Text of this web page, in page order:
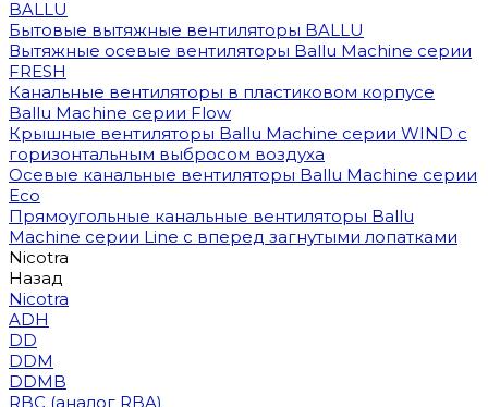
BALLU
Бытовые вытяжные вентиляторы BALLU
Вытяжные осевые вентиляторы Ballu Machine серии
FRESH
Канальные вентиляторы в пластиковом корпусе
Ballu Machine серии Flow
Крышные вентиляторы Ballu Machine серии WIND с
горизонтальным выбросом воздуха
Осевые канальные вентиляторы Ballu Machine серии
Eco
Прямоугольные канальные вентиляторы Ballu
Machine серии Line с вперед загнутыми лопатками
Nicotra
Назад
Nicotra
ADH
DD
DDM
DDMB
RBC (аналог RBA)